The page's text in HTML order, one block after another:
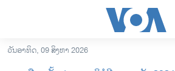
ເຂົ້າ
ວັນອາທິດ, 09 ສິງຫາ 2026